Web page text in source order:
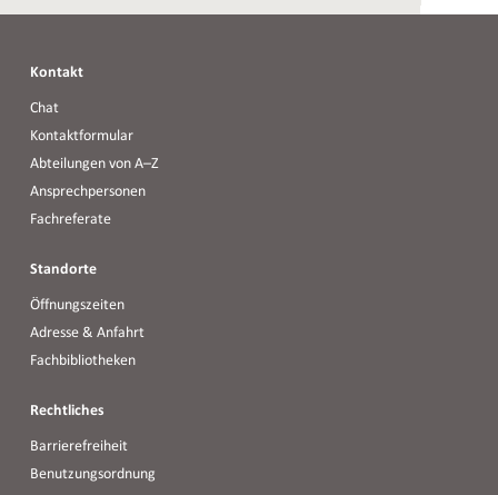
Kontakt
Chat
Kontaktformular
Abteilungen von A–Z
Ansprechpersonen
Fachreferate
Standorte
Öffnungszeiten
Adresse & Anfahrt
Fachbibliotheken
Rechtliches
Barrierefreiheit
Benutzungsordnung